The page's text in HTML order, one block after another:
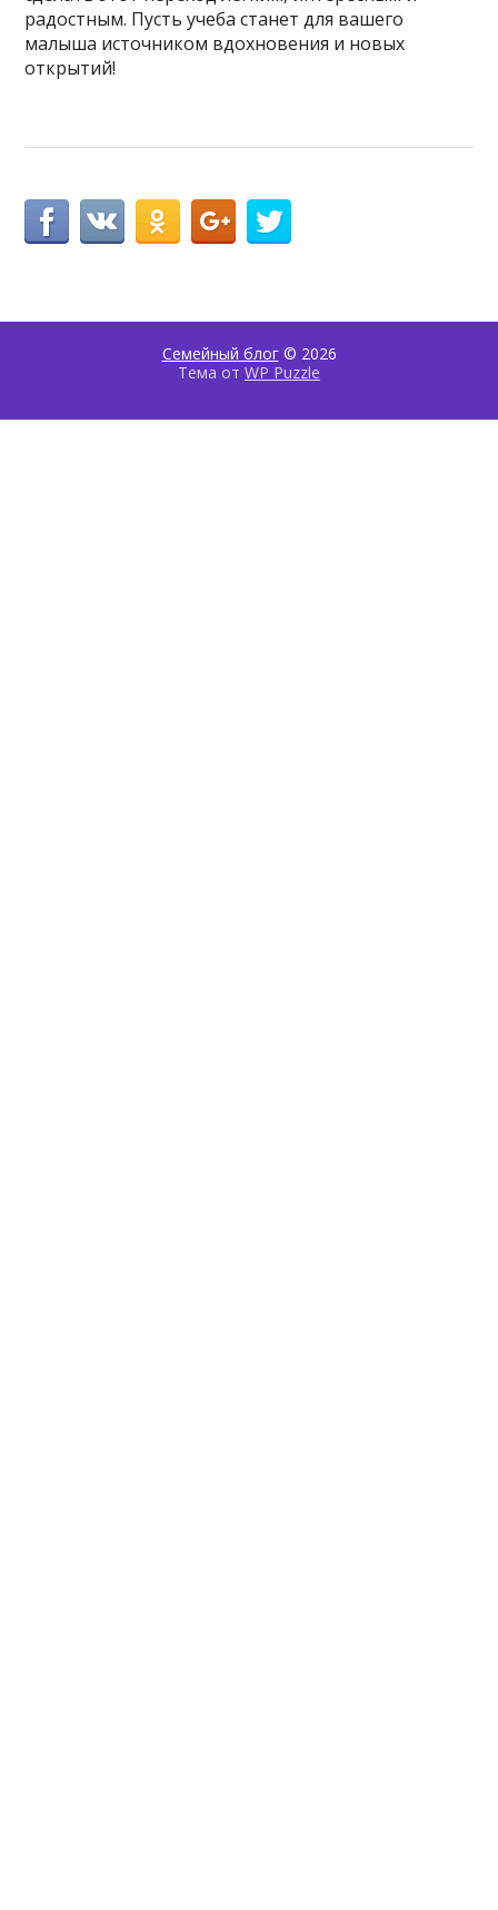
радостным. Пусть учеба станет для вашего
малыша источником вдохновения и новых
открытий!
Семейный блог© 2026
Тема от WP Puzzle